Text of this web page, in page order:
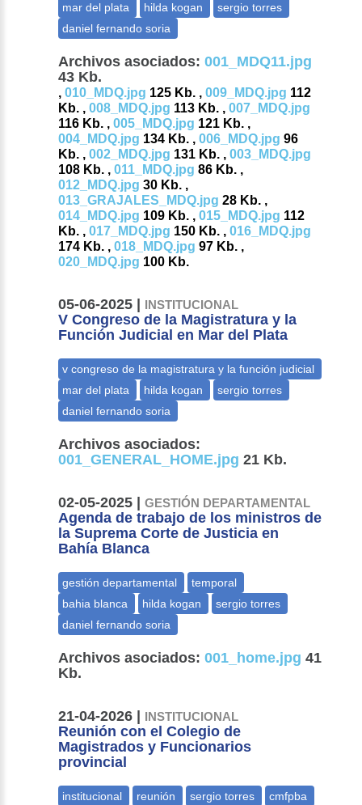
Archivos asociados: 001_MDQ11.jpg
43 Kb.
,010_MDQ.jpg 125 Kb. ,009_MDQ.jpg 112
Kb. ,008_MDQ.jpg 113 Kb. ,007_MDQ.jpg
116 Kb. ,005_MDQ.jpg 121 Kb. ,
004_MDQ.jpg 134 Kb. ,006_MDQ.jpg 96
Kb. ,002_MDQ.jpg 131 Kb. ,003_MDQ.jpg
108 Kb. ,011_MDQ.jpg 86 Kb. ,
012_MDQ.jpg 30 Kb. ,
013_GRAJALES_MDQ.jpg 28 Kb. ,
014_MDQ.jpg 109 Kb. ,015_MDQ.jpg 112
Kb. ,017_MDQ.jpg 150 Kb. ,016_MDQ.jpg
174 Kb. ,018_MDQ.jpg 97 Kb. ,
020_MDQ.jpg 100 Kb.
05-06-2025 | INSTITUCIONAL
V Congreso de la Magistratura y la
Función Judicial en Mar del Plata
Archivos asociados:
001_GENERAL_HOME.jpg 21 Kb.
02-05-2025 |GESTIÓN DEPARTAMENTAL
Agenda de trabajo de los ministros de
la Suprema Corte de Justicia en
Bahía Blanca
Archivos asociados: 001_home.jpg 41
Kb.
21-04-2026 | INSTITUCIONAL
Reunión con el Colegio de
Magistrados y Funcionarios
provincial